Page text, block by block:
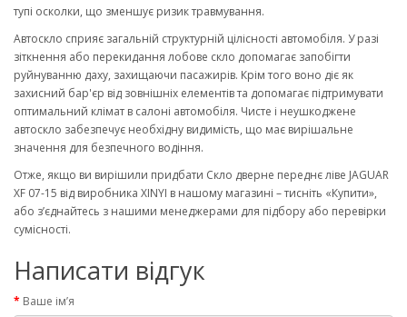
тупі осколки, що зменшує ризик травмування.
Автоскло сприяє загальній структурній цілісності автомобіля. У разі
зіткнення або перекидання лобове скло допомагає запобігти
руйнуванню даху, захищаючи пасажирів. Крім того воно діє як
захисний бар'єр від зовнішніх елементів та допомагає підтримувати
оптимальний клімат в салоні автомобіля. Чисте і неушкоджене
автоскло забезпечує необхідну видимість, що має вирішальне
значення для безпечного водіння.
Отже, якщо ви вирішили придбати Скло дверне переднє ліве JAGUAR
XF 07-15 від виробника XINYI в нашому магазині – тисніть «Купити»,
або з’єднайтесь з нашими менеджерами для підбору або перевірки
сумісності.
Написати відгук
Ваше ім’я